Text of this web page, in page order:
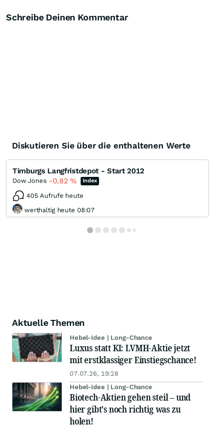
Schreibe Deinen Kommentar
Diskutieren Sie über die enthaltenen Werte
Timburgs Langfristdepot - Start 2012
Dow Jones -0,82% Index
405 Aufrufe heute
werthaltig heute 08:07
Aktuelle Themen
Hebel-Idee | Long-Chance
Luxus statt KI: LVMH-Aktie jetzt
mit erstklassiger Einstiegschance!
07.07.26, 19:28
Hebel-Idee | Long-Chance
Biotech-Aktien gehen steil – und
hier gibt's noch richtig was zu
holen!